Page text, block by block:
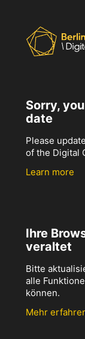
Sorry,
date
Please
of the Digital
Learn more
Ihre
veraltet
Bitte
alle
können.
Mehr